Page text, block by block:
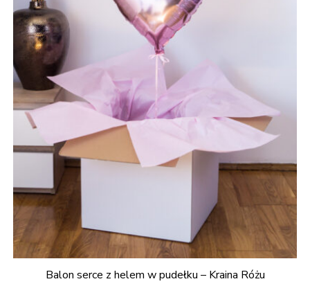
Balon serce z helem w pudełku – Kraina Różu